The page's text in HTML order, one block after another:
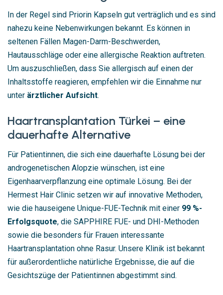
In der Regel sind Priorin Kapseln gut verträglich und es sind
nahezu keine Nebenwirkungen bekannt. Es können in
seltenen Fällen Magen-Darm-Beschwerden,
Hautausschläge oder eine allergische Reaktion auftreten.
Um auszuschließen, dass Sie allergisch auf einen der
Inhaltsstoffe reagieren, empfehlen wir die Einnahme nur
unter ärztlicher Aufsicht.
Haartransplantation Türkei – eine
dauerhafte Alternative
Für Patientinnen, die sich eine dauerhafte Lösung bei der
androgenetischen Alopzie wünschen, ist eine
Eigenhaarverpflanzung eine optimale Lösung. Bei der
Hermest Hair Clinic setzen wir auf innovative Methoden,
wie die hauseigene Unique-FUE-Technik mit einer 99 %-
Erfolgsquote, die SAPPHIRE FUE- und DHI-Methoden
sowie die besonders für Frauen interessante
Haartransplantation ohne Rasur. Unsere Klinik ist bekannt
für außerordentliche natürliche Ergebnisse, die auf die
Gesichtszüge der Patientinnen abgestimmt sind.